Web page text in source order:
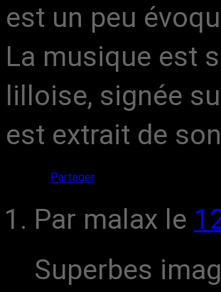
est un peu
La musique est
lilloise, signée
est extrait de
Partager
Par malax le
Superbes